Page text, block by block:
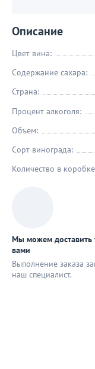
Описание
Цвет вина:
Содержание сахара:
Страна:
Процент алкоголя:
Объем:
Сорт винограда:
Количество в
Мы можем доставить
вами
Выполнение заказа
наш специaлист.